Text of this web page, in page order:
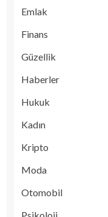
Emlak
Finans
Güzellik
Haberler
Hukuk
Kadın
Kripto
Moda
Otomobil